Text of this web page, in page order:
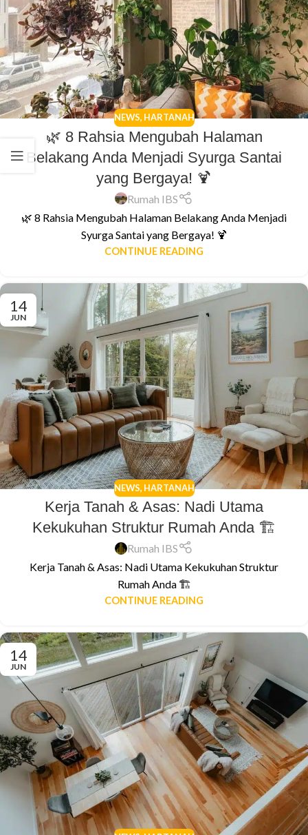
NEWS, HARTANAH
🌿 8 Rahsia Mengubah Halaman
Belakang Anda Menjadi Syurga Santai
yang Bergaya! 🍹
Rumah IBS
🌿 8 Rahsia Mengubah Halaman Belakang Anda Menjadi
Syurga Santai yang Bergaya! 🍹
CONTINUE READING
14
JUN
NEWS, HARTANAH
Kerja Tanah & Asas: Nadi Utama
Kekukuhan Struktur Rumah Anda 🏗️
Rumah IBS
Kerja Tanah & Asas: Nadi Utama Kekukuhan Struktur
Rumah Anda 🏗️
CONTINUE READING
14
JUN